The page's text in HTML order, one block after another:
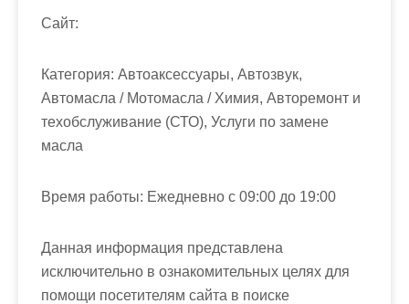
Cайт:
Категория: Автоаксессуары, Автозвук,
Автомасла / Мотомасла / Химия, Авторемонт и
техобслуживание (СТО), Услуги по замене
масла
Время работы: Ежедневно с 09:00 до 19:00
Данная информация представлена
исключительно в ознакомительных целях для
помощи посетителям сайта в поиске